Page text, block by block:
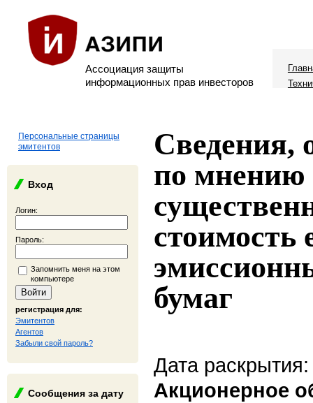
Ассоциация защиты
информационных прав инвесторов
Персональные страницы
эмитентов
Вход
Логин:
Пароль:
Запомнить меня на этом
компьютере
регистрация для:
Эмитентов
Агентов
Забыли свой пароль?
Сообщения за дату
Сведения,
по мнению
стоимость
бумаг
Дата
Акционерное